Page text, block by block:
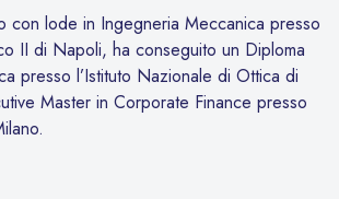
con lode in Ingegneria Meccanica presso
II di Napoli, ha conseguito un Diploma
presso l’Istituto Nazionale di Ottica di
Master in Corporate Finance presso